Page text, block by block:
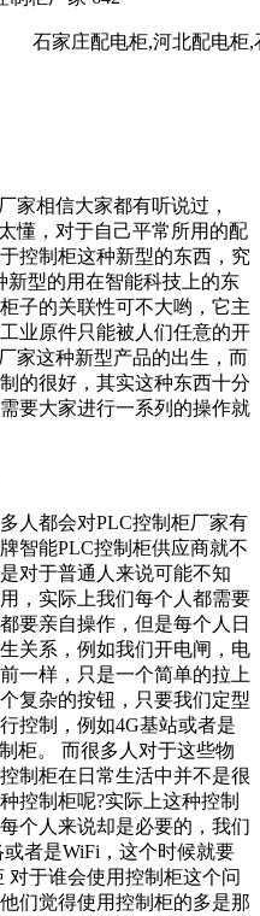
家相信大家都有听说过，
懂，对于自己平常所用的配
控制柜这种新型的东西，究
新型的用在智能科技上的东
子的关联性可不大哟，它主
业原件只能被人们任意的开
家这种新型产品的出生，而
的很好，其实这种东西十分
要大家进行一系列的操作就
人都会对PLC控制柜厂家有
智能PLC控制柜供应商就不
对于普通人来说可能不知
，实际上我们每个人都需要
要亲自操作，但是每个人日
关系，例如我们开电闸，电
一样，只是一个简单的拉上
复杂的按钮，只要我们定型
控制，例如4G基站或者是
柜。 而很多人对于这些物
制柜在日常生活中并不是很
控制柜呢?实际上这种控制
个人来说却是必要的，我们
者是WiFi，这个时候就要
对于谁会使用控制柜这个问
们觉得使用控制柜的多是那